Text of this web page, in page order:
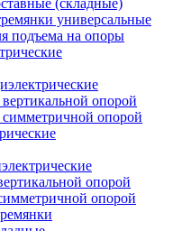
(складные)
универсальные
подъема на опоры
опорой
опорой
опорой
опорой